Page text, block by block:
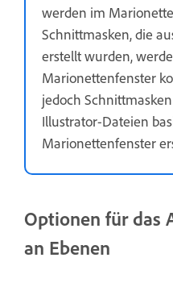
werden im
Schnittmasken, die
erstellt wurden,
Marionettenfenster
jedoch
Illustrator-Dateien
Marionettenfenster
Optionen für das
an Ebenen